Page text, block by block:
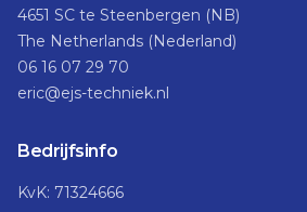
4651 SC te Steenbergen (NB)
The Netherlands (Nederland)
06 16 07 29 70
eric@ejs-techniek.nl
Bedrijfsinfo
KvK: 71324666